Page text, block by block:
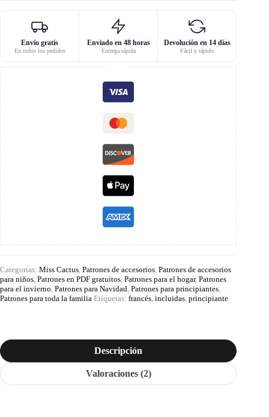
Envío gratis
En todos los pedidos
Enviado en 48 horas
Entrega rápida
Devolución en 14 días
Fácil y rápido
Categorías: Miss Cactus Patrones de accesorios Patrones de accesorios
para niños Patrones en PDF gratuitos Patrones para el hogar, Patrones
para el invierno Patrones para Navidad Patrones para principiantes
Patrones para toda la familia Etiquetas: francés incluidas principiante
Descripción
Valoraciones (2)